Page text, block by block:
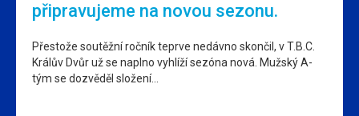
připravujeme na novou sezonu.
Přestože soutěžní ročník teprve nedávno skončil, v T.B.C.
Králův Dvůr už se naplno vyhlíží sezóna nová. Mužský A-
tým se dozvěděl složení…